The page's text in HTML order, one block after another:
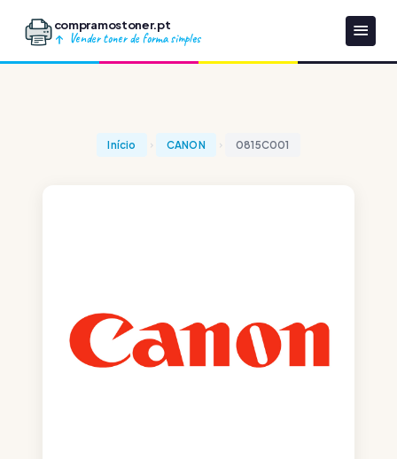
compramostoner.pt
Vender toner de forma simples
Início CANON 0815C001